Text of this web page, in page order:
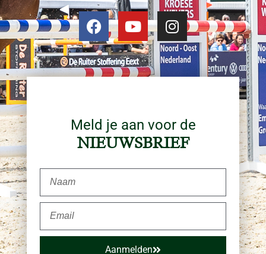
Meld je aan voor de
NIEUWSBRIEF
Aanmelden